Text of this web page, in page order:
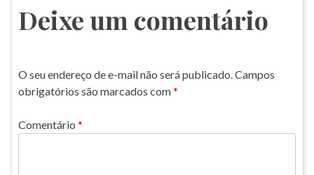
Post
Deixe um comentário
O seu endereço de e-mail não será publicado.Campos
obrigatórios são marcados com*
Comentário *